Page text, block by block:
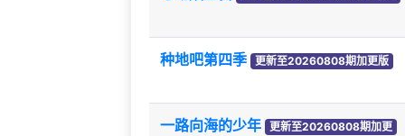
种地吧第四季 更新至20260808期加更版
一路向海的少年 更新至20260808期加更